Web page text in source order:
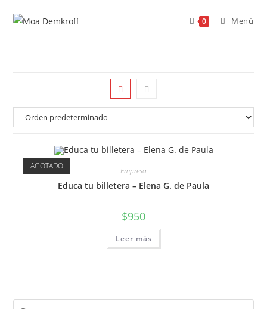
0 Menú
AGOTADO Empresa
Educa tu billetera – Elena G. de Paula
$950
Leer más